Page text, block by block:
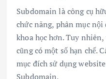
Subdomain là công cụ
chức năng, phân mục
khoa học hơn. Tuy
cũng có một số hạn chế.
mục đích sử dụng
Subdomain.